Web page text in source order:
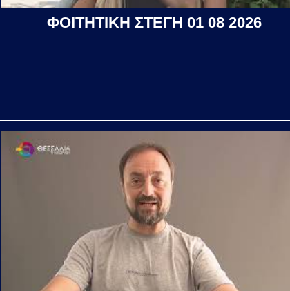
ΦΟΙΤΗΤΙΚΗ ΣΤΕΓΗ 01 08 2026